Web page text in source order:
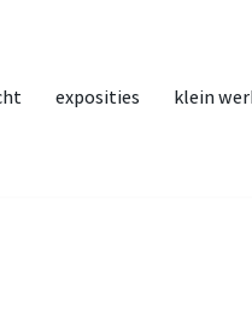
exposities klein